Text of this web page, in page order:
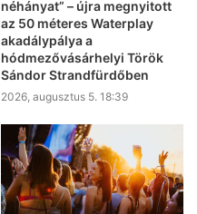
néhányat” – újra megnyitott
az 50 méteres Waterplay
akadálypálya a
hódmezővásárhelyi Török
Sándor Strandfürdőben
2026, augusztus 5. 18:39